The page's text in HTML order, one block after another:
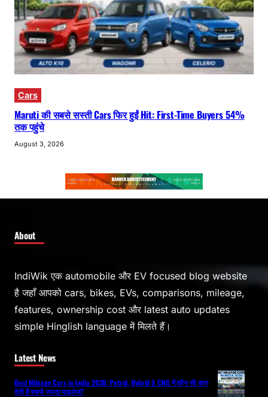
Cars
Maruti की सबसे सस्ती Cars फिर हुईं Hit: First-Time Buyers 54%
तक पहुंचे
August 3, 2026
About
IndiWik एक automobile और EV focused blog website
है जहाँ आपको cars, bikes, EVs, comparisons, mileage,
features, ownership cost और latest auto updates
simple Hinglish language में मिलते हैं।
Latest News
Best Mileage Cars in India 2026: Petrol, Hybrid & CNG में कौन सी कार
देती है सबसे ज्यादा माइलेज?